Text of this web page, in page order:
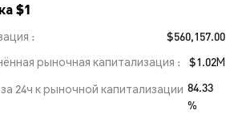
$1
$560,157.00
рыночная капитализация
$1.02M
24ч к рыночной капитализации 84.33
%